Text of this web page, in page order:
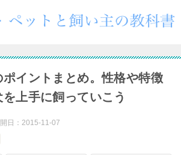
イントまとめ。性格や特徴
上手に飼っていこう
日： 2015-11-07